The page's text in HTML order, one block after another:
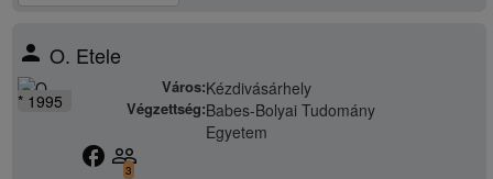
person O. Etele
* 1995
Város:Kézdivásárhely
Végzettség:Babes-Bolyai Tudomány
Egyetem
facebook people_outline
3